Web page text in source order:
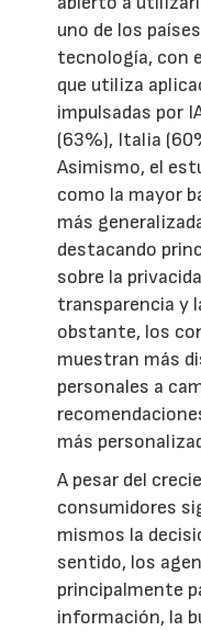
uno de los
tecnología, con
que utiliza
impulsadas por
(63%), Italia
Asimismo, el
como la mayor
más
destacando
sobre la
transparencia y
obstante, los
muestran más
personales a
más
A pesar del
consumidores
mismos la
sentido, los
principalmente
información, la